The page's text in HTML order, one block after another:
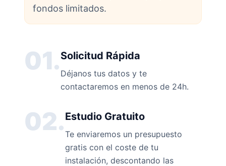
fondos limitados.
01.Solicitud Rápida
Déjanos tus datos y te
contactaremos en menos de 24h.
02.Estudio Gratuito
Te enviaremos un presupuesto
gratis con el coste de tu
instalación, descontando las